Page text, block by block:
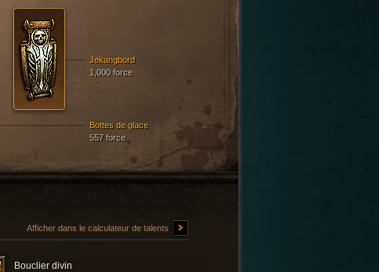
Bottes de glace
557 force
Jekangbord
1,000 force
Afficher dans le calculateur de talents
Bouclier divin